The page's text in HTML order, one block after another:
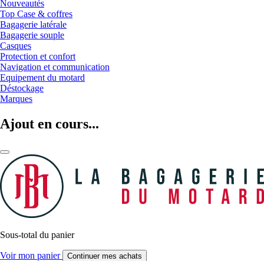
Nouveautés
Top Case & coffres
Bagagerie latérale
Bagagerie souple
Casques
Protection et confort
Navigation et communication
Equipement du motard
Déstockage
Marques
Ajout en cours...
Sous-total du panier
Voir mon panier Continuer mes achats